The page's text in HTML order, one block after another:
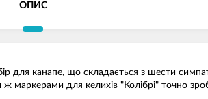
ОПИС
для канапе, що складається з шести
ж маркерами для келихів "Колібрі" точно